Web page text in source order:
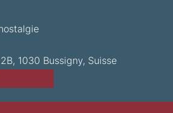
1030 Bussigny, Suisse